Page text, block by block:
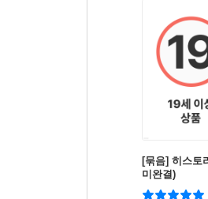
[묶음] 히스토
미완결)